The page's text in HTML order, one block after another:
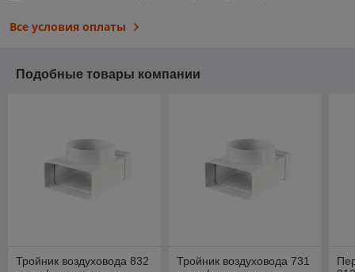
Все условия оплаты
Подобные товары компании
Тройник воздуховода 832
Тройник воздуховода 731